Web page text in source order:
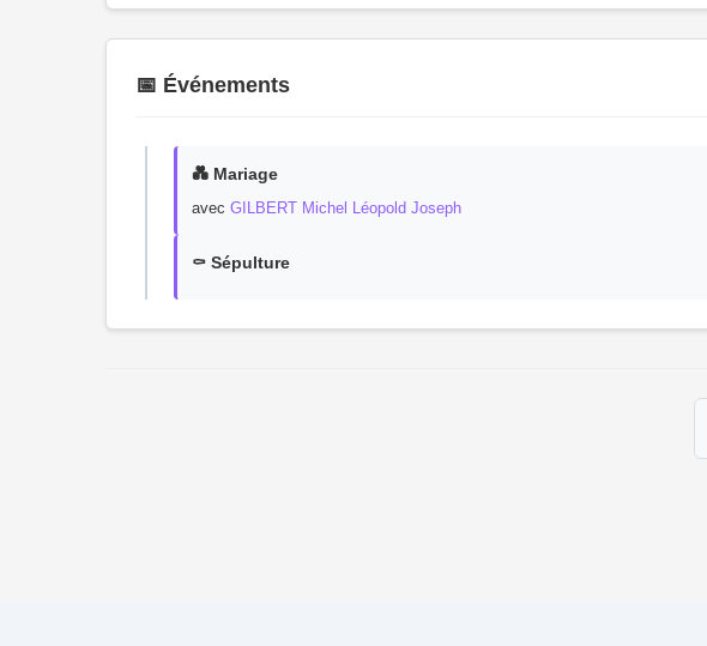
📅 Événements
💑 Mariage
avec GILBERT Michel Léopold Joseph
⚰️ Sépulture